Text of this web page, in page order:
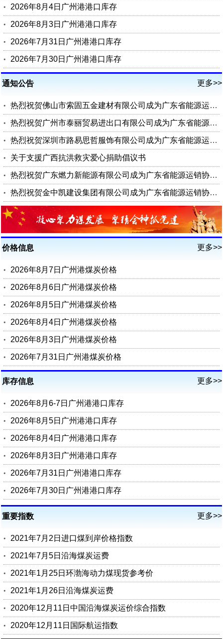
2026年8月4日广州港港口库存
2026年8月3日广州港港口库存
2026年7月31日广州港港口库存
2026年7月30日广州港港口库存
更多>>
通知公告
热烈祝贺佛山市索固五金建材有限公司成为广东省能源运销协会会员单位
热烈祝贺广州市泰丽贸易进出口有限公司成为广东省能源运销协会会员单位
热烈祝贺深圳市路易思哲服饰有限公司成为广东省能源运销协会会员单位
关于支援广西抗洪救灾爱心捐助倡议书
热烈祝贺广东燃力新能源有限公司成为广东省能源运销协会理事单位
热烈祝贺金中凯建设集团有限公司成为广东省能源运销协会会员单位
更多>>
价格信息
2026年8月7日广州港煤炭价格
2026年8月6日广州港煤炭价格
2026年8月5日广州港煤炭价格
2026年8月4日广州港煤炭价格
2026年8月3日广州港煤炭价格
2026年7月31日广州港煤炭价格
更多>>
库存信息
2026年8月6-7日广州港港口库存
2026年8月5日广州港港口库存
2026年8月4日广州港港口库存
2026年8月3日广州港港口库存
2026年7月31日广州港港口库存
2026年7月30日广州港港口库存
更多>>
重要指数
2021年7月2日进口煤到岸价格指数
2021年7月5日沿海煤炭运费
2021年1月25日环渤海动力煤现货参考价
2021年1月26日沿海煤炭运费
2020年12月11日中国沿海煤炭运价综合指数
2020年12月11日国际航运指数